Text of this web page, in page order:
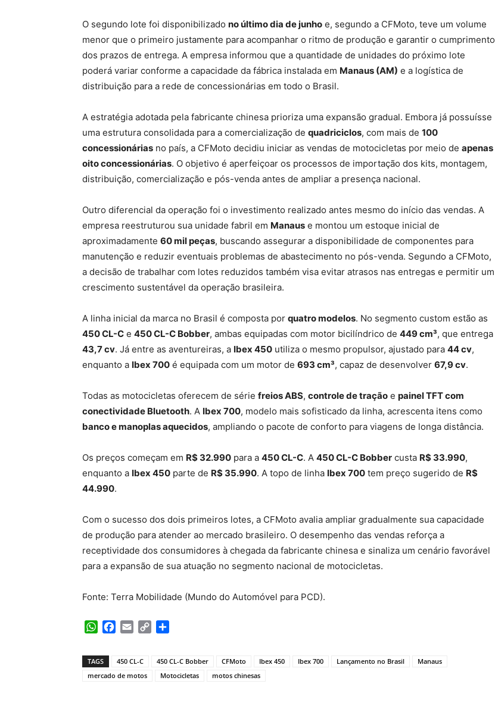
O segundo lote foi disponibilizado no último dia de junho e, segundo a CFMoto, teve um volume
menor que o primeiro justamente para acompanhar o ritmo de produção e garantir o cumprimento
dos prazos de entrega. A empresa informou que a quantidade de unidades do próximo lote
poderá variar conforme a capacidade da fábrica instalada em Manaus (AM) e a logística de
distribuição para a rede de concessionárias em todo o Brasil.
A estratégia adotada pela fabricante chinesa prioriza uma expansão gradual. Embora já possuísse
uma estrutura consolidada para a comercialização de quadriciclos, com mais de 100
concessionárias no país, a CFMoto decidiu iniciar as vendas de motocicletas por meio de apenas
oito concessionárias. O objetivo é aperfeiçoar os processos de importação dos kits, montagem,
distribuição, comercialização e pós-venda antes de ampliar a presença nacional.
Outro diferencial da operação foi o investimento realizado antes mesmo do início das vendas. A
empresa reestruturou sua unidade fabril em Manaus e montou um estoque inicial de
aproximadamente 60 mil peças, buscando assegurar a disponibilidade de componentes para
manutenção e reduzir eventuais problemas de abastecimento no pós-venda. Segundo a CFMoto,
a decisão de trabalhar com lotes reduzidos também visa evitar atrasos nas entregas e permitir um
crescimento sustentável da operação brasileira.
A linha inicial da marca no Brasil é composta por quatro modelos. No segmento custom estão as
450 CL-C e 450 CL-C Bobber, ambas equipadas com motor bicilíndrico de 449 cm³, que entrega
43,7 cv. Já entre as aventureiras, a Ibex 450 utiliza o mesmo propulsor, ajustado para 44 cv,
enquanto a Ibex 700 é equipada com um motor de 693 cm³, capaz de desenvolver 67,9 cv.
Todas as motocicletas oferecem de série freios ABS, controle de tração e painel TFT com
conectividade Bluetooth. A Ibex 700, modelo mais sofisticado da linha, acrescenta itens como
banco e manoplas aquecidos, ampliando o pacote de conforto para viagens de longa distância.
Os preços começam em R$ 32.990 para a 450 CL-C. A 450 CL-C Bobber custa R$ 33.990,
enquanto a Ibex 450 parte de R$ 35.990. A topo de linha Ibex 700 tem preço sugerido de R$
44.990.
Com o sucesso dos dois primeiros lotes, a CFMoto avalia ampliar gradualmente sua capacidade
de produção para atender ao mercado brasileiro. O desempenho das vendas reforça a
receptividade dos consumidores à chegada da fabricante chinesa e sinaliza um cenário favorável
para a expansão de sua atuação no segmento nacional de motocicletas.
Fonte: Terra Mobilidade (Mundo do Automóvel para PCD).
WhatsApp
Facebook
Email Copy
TAGS 450 CL-C 450 CL-C Bobber CFMoto Ibex 450 Ibex 700 Lançamento no Brasil
Manaus
mercado de motos
Motocicletas motos chinesas